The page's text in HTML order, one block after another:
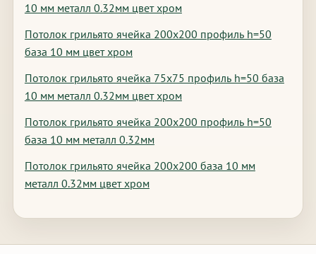
10 мм металл 0.32мм цвет хром
Потолок грильято ячейка 200х200 профиль h=50
база 10 мм цвет хром
Потолок грильято ячейка 75х75 профиль h=50 база
10 мм металл 0.32мм цвет хром
Потолок грильято ячейка 200х200 профиль h=50
база 10 мм металл 0.32мм
Потолок грильято ячейка 200х200 база 10 мм
металл 0.32мм цвет хром